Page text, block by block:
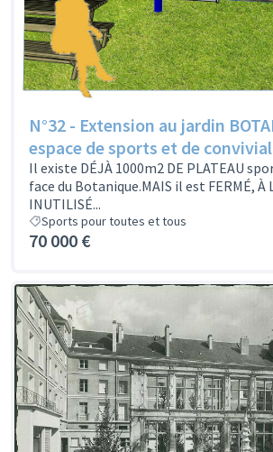
N°32 - Extension au jardin
espace de sports et de
Il existe DÉJÀ 1000m2 DE PLATEAU
face du Botanique.MAIS il est FERMÉ, À
INUTILISÉ...
Sports pour toutes et tous
70 000 €